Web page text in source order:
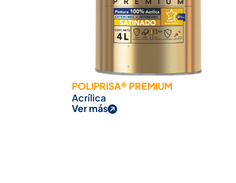
POLIPRISA® PREMIUM
Acrílica
Ver más